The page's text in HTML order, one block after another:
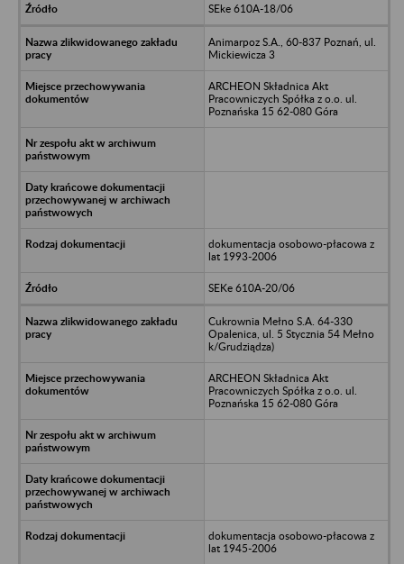
SEke 610A-18/06
Animarpoz S.A., 60-837 Poznań, ul.
Mickiewicza 3
ARCHEON Składnica Akt
Pracowniczych Spółka z o.o. ul.
Poznańska 15 62-080 Góra
dokumentacja osobowo-płacowa z
lat 1993-2006
SEKe 610A-20/06
Cukrownia Mełno S.A. 64-330
Opalenica, ul. 5 Stycznia 54 Mełno
k/Grudziądza)
ARCHEON Składnica Akt
Pracowniczych Spółka z o.o. ul.
Poznańska 15 62-080 Góra
dokumentacja osobowo-płacowa z
lat 1945-2006